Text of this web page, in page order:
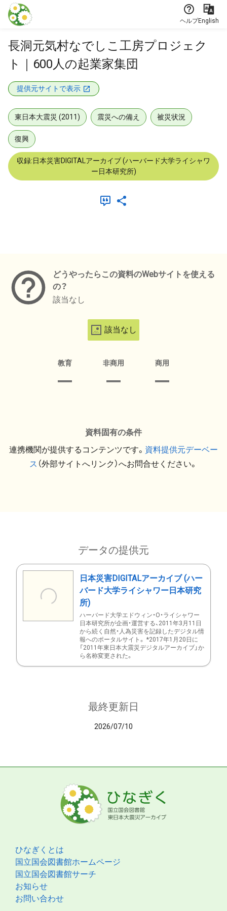
本文に飛ぶ
ヘルプEnglish
長洞元気村なでしこ工房プロジェク
ト｜600人の起業家集団
提供元サイトで表示
東日本大震災 (2011) 震災への備え 被災状況
復興
収録:日本災害DIGITALアーカイブ (ハーバード大学ライシャワ
ー日本研究所)
どうやったらこの資料のWebサイトを使える
の？
該当なし
該当なし
教育 非商用 商用
資料固有の条件
連携機関が提供するコンテンツです。 資料提供元デーベー
ス （外部サイトへリンク）へお問合せください。
データの提供元
日本災害DIGITALアーカイブ (ハー
バード大学ライシャワー日本研究
所)
ハーバード大学エドウィン・O・ライシャワー
日本研究所が企画・運営する、2011年3月11日
から続く自然・人為災害を記録したデジタル情
報へのポータルサイト。 *2017年1月20日に
「2011年東日本大震災デジタルアーカイブ」か
ら名称変更された。
最終更新日
2026/07/10
ひなぎくとは
国立国会図書館ホームページ
国立国会図書館サーチ
お知らせ
お問い合わせ